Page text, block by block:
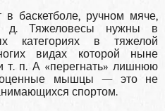
баскетболе, ручном мяче,
д. Тяжеловесы нужны в
категориях в тяжелой
видах которой ныне
п. А «перегнать» лишнюю
мышцы — это не
спортом.